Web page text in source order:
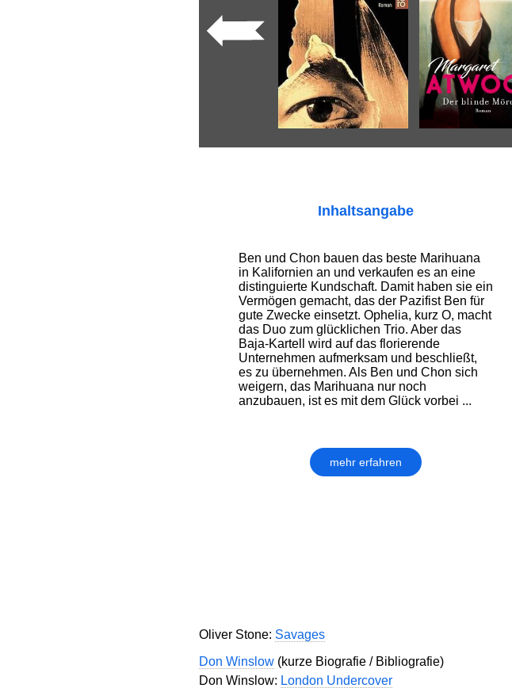
Inhaltsangabe
Ben und Chon bauen das beste Marihuana
in Kalifornien an und verkaufen es an eine
distinguierte Kundschaft. Damit haben sie ein
Vermögen gemacht, das der Pazifist Ben für
gute Zwecke einsetzt. Ophelia, kurz O, macht
das Duo zum glücklichen Trio. Aber das
Baja-Kartell wird auf das florierende
Unternehmen aufmerksam und beschließt,
es zu übernehmen. Als Ben und Chon sich
weigern, das Marihuana nur noch
anzubauen, ist es mit dem Glück vorbei ...
mehr erfahren
Oliver Stone: Savages
Don Winslow(kurze Biografie / Bibliografie)
Don Winslow: London Undercover